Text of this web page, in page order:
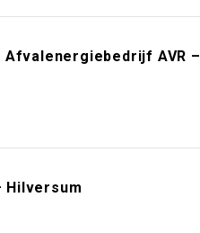
AVR –
Hilversum